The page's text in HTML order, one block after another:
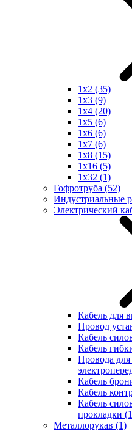
1x2 (35)
1x3 (9)
1x4 (20)
1x5 (6)
1x6 (6)
1x7 (6)
1x8 (15)
1x16 (5)
1x32 (1)
Гофротруба (52)
Индустриальные
Электрический
Кабель для
Провод
Кабель
Кабель
Провода
Кабель
Кабель
Кабель
прокладки
Металлорукав (1)